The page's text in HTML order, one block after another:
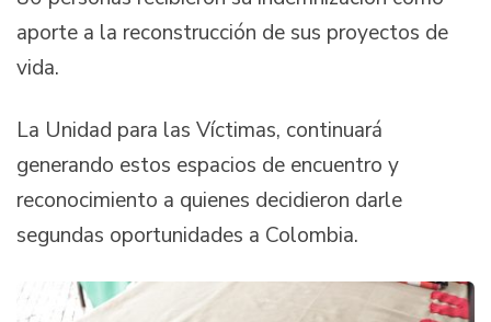
aporte a la reconstrucción de sus proyectos de
vida.
La Unidad para las Víctimas, continuará
generando estos espacios de encuentro y
reconocimiento a quienes decidieron darle
segundas oportunidades a Colombia.